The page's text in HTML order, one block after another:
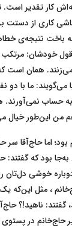
کار تقدیر است.
کاری از دستت
که باخت نتیجه‌ی
خودشان:
می‌زنند. همان
ما با دو
حساب نمی‌آورند.
من این‌طور خیال
اما حاج‌آقا سر
بود که گفتند:
خوشی دل‌تان
، مثل این‌که
ناهید!؟
حاج‌خانم در